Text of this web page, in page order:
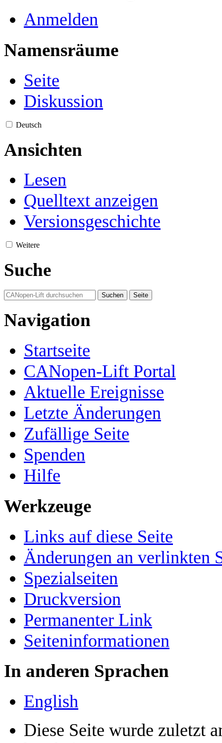
Anmelden
Namensräume
Seite
Diskussion
Deutsch
Ansichten
Lesen
Quelltext anzeigen
Versionsgeschichte
Weitere
Suche
Navigation
Startseite
CANopen-Lift Portal
Aktuelle Ereignisse
Letzte Änderungen
Zufällige Seite
Spenden
Hilfe
Werkzeuge
Links auf diese Seite
Änderungen an verlinkten
Spezialseiten
Druckversion
Permanenter Link
Seiten­­informationen
In anderen Sprachen
English
Diese Seite wurde zuletzt